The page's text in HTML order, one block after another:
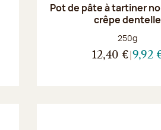
Pot de pâte à tartiner
crêpe dentelle
Poids net :
250g
12,40 € 9,92